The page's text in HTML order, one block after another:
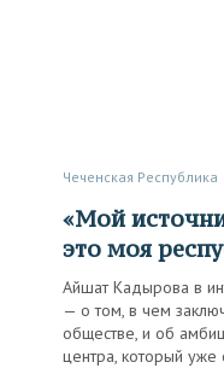
Чеченская Республика
«Мой источник вдохновения —
это моя
Айшат Кадырова в
— о том, в чем
обществе, и об
центра, который уже